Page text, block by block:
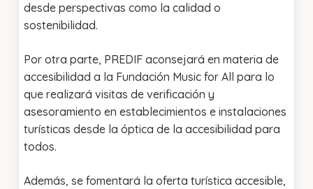
desde perspectivas como la calidad o
sostenibilidad.
Por otra parte, PREDIF aconsejará en materia de
accesibilidad a la Fundación Music for All para lo
que realizará visitas de verificación y
asesoramiento en establecimientos e instalaciones
turísticas desde la óptica de la accesibilidad para
todos.
Además, se fomentará la oferta turística accesible,